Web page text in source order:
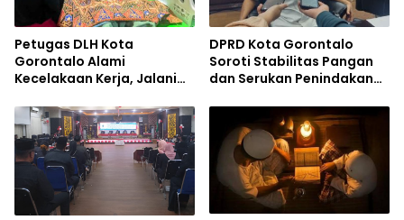
Petugas DLH Kota
Gorontalo Alami
Kecelakaan Kerja, Jalani
Saboe
DPRD Kota Gorontalo
Soroti Stabilitas Pangan
dan Serukan Penindakan